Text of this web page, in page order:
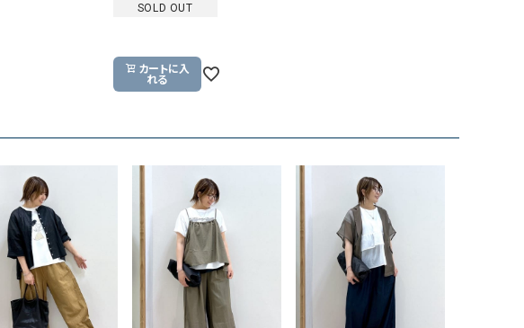
Gives a sense of fullment
SOLD OUT
カートに入
れる